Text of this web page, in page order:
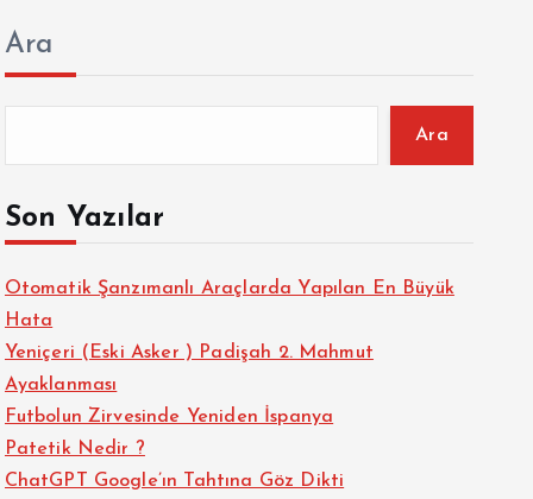
Ara
Ara
Son Yazılar
Otomatik Şanzımanlı Araçlarda Yapılan En Büyük
Hata
Yeniçeri (Eski Asker ) Padişah 2. Mahmut
Ayaklanması
Futbolun Zirvesinde Yeniden İspanya
Patetik Nedir ?
ChatGPT Google’ın Tahtına Göz Dikti